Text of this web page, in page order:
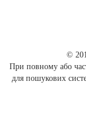
©
При повному або
для пошукових